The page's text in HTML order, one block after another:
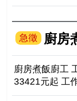
急徵 廚房
廚房煮飯廚工
33421元起 工
廚房環境清潔